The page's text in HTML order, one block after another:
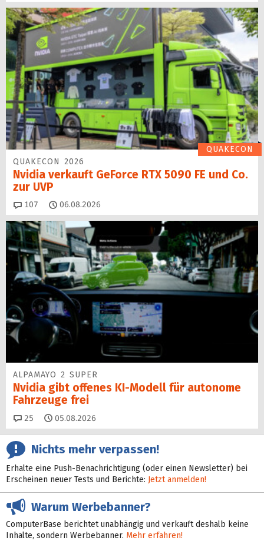
QUAKECON
QUAKECON 2026
Nvidia verkauft GeForce RTX 5090 FE und Co.
zur UVP
107 Kommentare
06.08.2026
ALPAMAYO 2 SUPER
Nvidia gibt offenes KI-Modell für autonome
Fahrzeuge frei
25 Kommentare
05.08.2026
Nichts mehr verpassen!
Erhalte eine Push-Benachrichtigung (oder einen Newsletter) bei
Erscheinen neuer Tests und Berichte: Jetzt anmelden!
Warum Werbebanner?
ComputerBase berichtet unabhängig und verkauft deshalb keine
Inhalte, sondern Werbebanner. Mehr erfahren!